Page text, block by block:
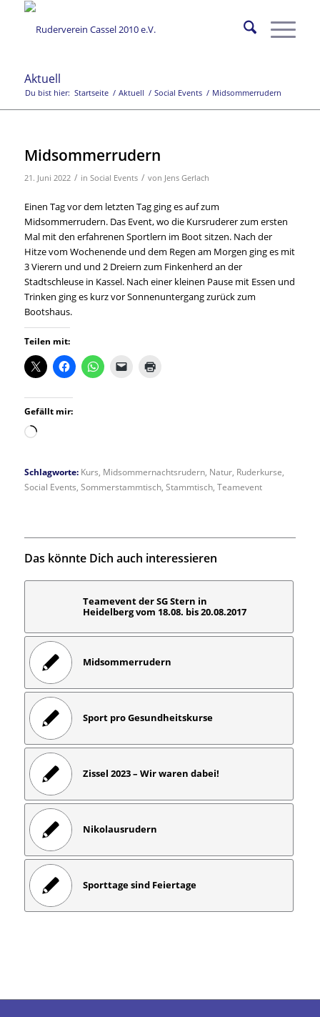
Aktuell
Du bist hier: Startseite / Aktuell / Social Events / Midsommerrudern
Midsommerrudern
21. Juni 2022 / in Social Events / von Jens Gerlach
Einen Tag vor dem letzten Tag ging es auf zum
Midsommerrudern. Das Event, wo die Kursruderer zum ersten
Mal mit den erfahrenen Sportlern im Boot sitzen. Nach der
Hitze vom Wochenende und dem Regen am Morgen ging es mit
3 Vierern und und 2 Dreiern zum Finkenherd an der
Stadtschleuse in Kassel. Nach einer kleinen Pause mit Essen und
Trinken ging es kurz vor Sonnenuntergang zurück zum
Bootshaus.
Teilen mit:
Gefällt mir:
Wird
Schlagworte: Kurs Midsommernachtsrudern, Natur, Ruderkurse
Social Events Sommerstammtisch, Stammtisch, Teamevent
Das könnte Dich auch interessieren
Teamevent der SG Stern in
Heidelberg vom 18.08. bis 20.08.2017
Midsommerrudern
Sport pro Gesundheitskurse
Zissel 2023 – Wir waren dabei!
Nikolausrudern
Sporttage sind Feiertage